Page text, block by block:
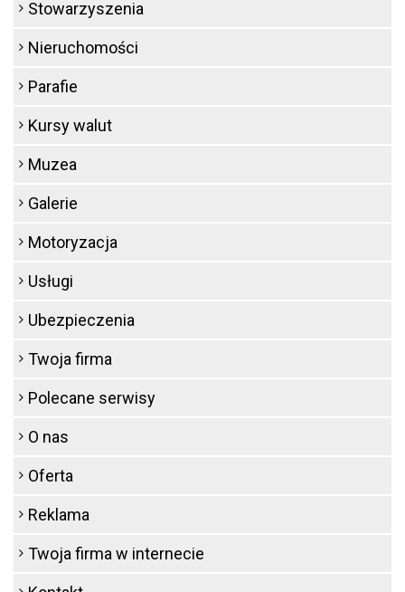
Stowarzyszenia
Nieruchomości
Parafie
Kursy walut
Muzea
Galerie
Motoryzacja
Usługi
Ubezpieczenia
Twoja firma
Polecane serwisy
O nas
Oferta
Reklama
Twoja firma w internecie